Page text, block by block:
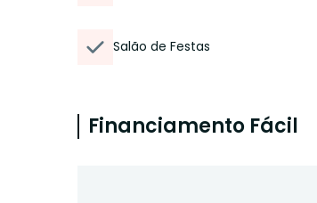
Salão de Festas
Financiamento Fácil